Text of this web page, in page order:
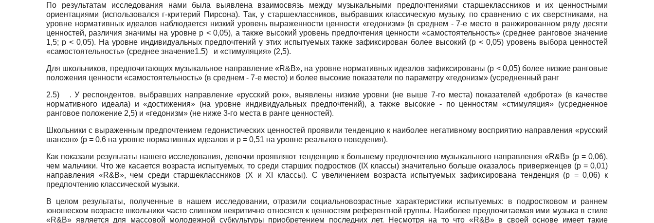
По результатам исследования нами была выявлена взаимосвязь между музыкальными предпочтениями старшеклассников и их ценностными
ориентациями (использовался г-критерий Пирсона). Так, у старшеклассников, выбравших классическую музыку, по сравнению с их сверстниками, на
уровне нормативных идеалов наблюдается низкий уровень выраженности ценности «гедонизм» (в среднем - 7-е место в ранжированном ряду десяти
ценностей, различия значимы на уровне р < 0,05), а также высокий уровень предпочтения ценности «самостоятельность» (среднее ранговое значение
1,5; р < 0,05). На уровне индивидуальных предпочтений у этих испытуемых также зафиксирован более высокий (р < 0,05) уровень выбора ценностей
«самостоятельность» (среднее значение1.5) и «стимуляция» (2,5).
Для школьников, предпочитающих музыкальное направление «R&B», на уровне нормативных идеалов зафиксированы (р < 0,05) более низкие ранговые
положения ценности «самостоятельность» (в среднем - 7-е место) и более высокие показатели по параметру «гедонизм» (усредненный ранг
2.5) . У респондентов, выбравших направление «русский рок», выявлены низкие уровни (не выше 7-го места) показателей «доброта» (в качестве
нормативного идеала) и «достижения» (на уровне индивидуальных предпочтений), а также высокие - по ценностям «стимуляция» (усредненное
ранговое положение 2,5) и «гедонизм» (не ниже 3-го места в ранге ценностей).
Школьники с выраженным предпочтением гедонистических ценностей проявили тенденцию к наиболее негативному восприятию направления «русский
шансон» (р = 0,6 на уровне нормативных идеалов и р = 0,51 на уровне реального поведения).
Как показали результаты нашего исследования, девочки проявляют тенденцию к большему предпочтению музыкального направления «R&B» (р = 0,06),
чем мальчики. Что же касается возраста испытуемых, то среди старших подростков (IX классы) значительно больше оказалось приверженцев (р = 0,01)
направления «R&B», чем среди старшеклассников (X и XI классы). С увеличением возраста испытуемых зафиксирована тенденция (р = 0,06) к
предпочтению классической музыки.
В целом результаты, полученные в нашем исследовании, отразили социально­возрастные характеристики испытуемых: в подростковом и раннем
юношеском возрасте школьники часто слишком некри­тично относятся к ценностям референтной группы. Наиболее предпочитаемая ими музыка в стиле
«R&B» является для массовой молодежной субкультуры приобретением последних лет. Несмотря на то что «R&B» в своей основе имеет такие